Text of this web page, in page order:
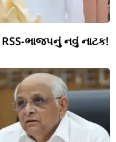
ભાજપનું નવું નાટક!